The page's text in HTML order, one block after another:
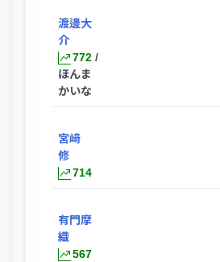
渡邊大
介
772 /
ほんま
かいな
宮﨑
修
714
有門摩
織
567